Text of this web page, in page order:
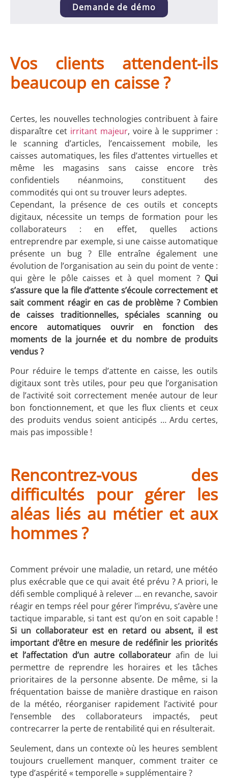
Demande de démo
Vos clients attendent-ils
beaucoup en caisse ?
Certes, les nouvelles technologies contribuent à faire
disparaître cet irritant majeur, voire à le supprimer :
le scanning d’articles, l’encaissement mobile, les
caisses automatiques, les files d’attentes virtuelles et
même les magasins sans caisse encore très
confidentiels néanmoins, constituent des
commodités qui ont su trouver leurs adeptes.
Cependant, la présence de ces outils et concepts
digitaux, nécessite un temps de formation pour les
collaborateurs : en effet, quelles actions
entreprendre par exemple, si une caisse automatique
présente un bug ? Elle entraîne également une
évolution de l’organisation au sein du point de vente :
qui gère le pôle caisses et à quel moment ? Qui
s’assure que la file d’attente s’écoule correctement et
sait comment réagir en cas de problème ? Combien
de caisses traditionnelles, spéciales scanning ou
encore automatiques ouvrir en fonction des
moments de la journée et du nombre de produits
vendus ?
Pour réduire le temps d’attente en caisse, les outils
digitaux sont très utiles, pour peu que l’organisation
de l’activité soit correctement menée autour de leur
bon fonctionnement, et que les flux clients et ceux
des produits vendus soient anticipés … Ardu certes,
mais pas impossible !
Rencontrez-vous des
difficultés pour gérer les
aléas liés au métier et aux
hommes ?
Comment prévoir une maladie, un retard, une météo
plus exécrable que ce qui avait été prévu ? A priori, le
défi semble compliqué à relever … en revanche, savoir
réagir en temps réel pour gérer l’imprévu, s’avère une
tactique imparable, si tant est qu’on en soit capable !
Si un collaborateur est en retard ou absent, il est
important d’être en mesure de redéfinir les priorités
et l’affectation d’un autre collaborateur afin de lui
permettre de reprendre les horaires et les tâches
prioritaires de la personne absente. De même, si la
fréquentation baisse de manière drastique en raison
de la météo, réorganiser rapidement l’activité pour
l’ensemble des collaborateurs impactés, peut
contrecarrer la perte de rentabilité qui en résulterait.
Seulement, dans un contexte où les heures semblent
toujours cruellement manquer, comment traiter ce
type d’aspérité « temporelle » supplémentaire ?